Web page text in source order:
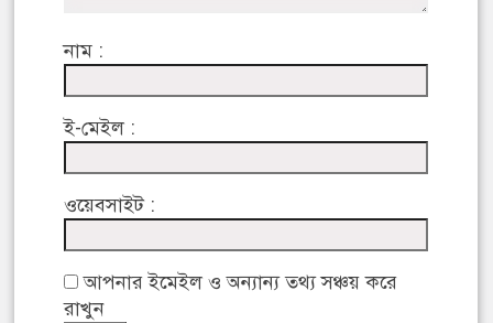
নাম :
ই-মেইল :
ওয়েবসাইট :
আপনার ইমেইল ও অন্যান্য তথ্য সঞ্চয় করে
রাখুন